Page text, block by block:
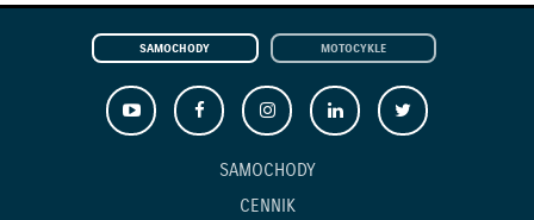
SAMOCHODY MOTOCYKLE
SAMOCHODY
CENNIK